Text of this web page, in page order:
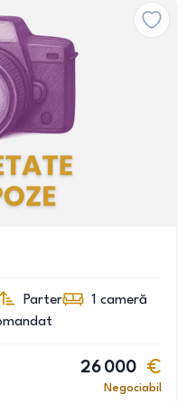
Parter 1 cameră
26 000
Negociabil